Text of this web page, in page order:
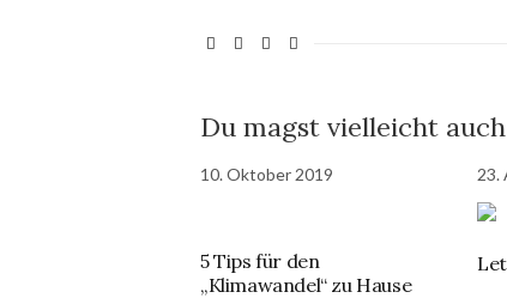
Du magst vielleicht auch
10. Oktober 2019
5 Tips für den
„Klimawandel“ zu Hause
23.